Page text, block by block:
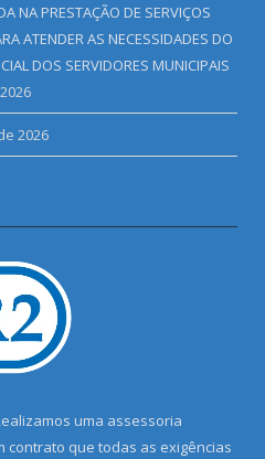
NA PRESTAÇÃO DE SERVIÇOS
ATENDER AS NECESSIDADES DO
DOS SERVIDORES MUNICIPAIS
2026
uma assessoria
contrato que todas as exigências